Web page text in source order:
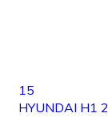
15
HYUNDAI H1